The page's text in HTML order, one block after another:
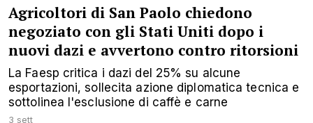
Agricoltori di San Paolo chiedono
negoziato con gli Stati Uniti dopo i
nuovi dazi e avvertono contro ritorsioni
La Faesp critica i dazi del 25% su alcune
esportazioni, sollecita azione diplomatica tecnica e
sottolinea l'esclusione di caffè e carne
3 sett